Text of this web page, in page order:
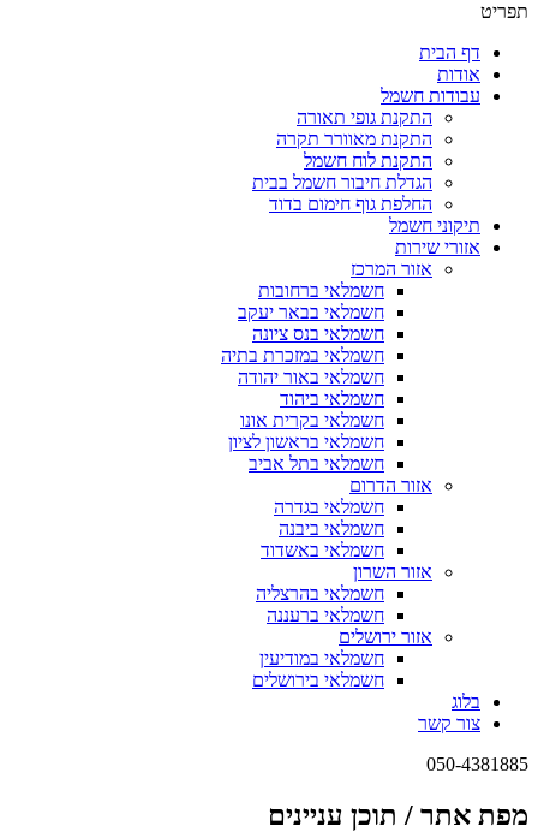
תפריט
דף הבית
אודות
עבודות חשמל
התקנת גופי תאורה
התקנת מאוורר תקרה
התקנת לוח חשמל
הגדלת חיבור חשמל בבית
החלפת גוף חימום בדוד
תיקוני חשמל
אזורי שירות
אזור המרכז
חשמלאי ברחובות
חשמלאי בבאר יעקב
חשמלאי בנס ציונה
חשמלאי במזכרת בתיה
חשמלאי באור יהודה
חשמלאי ביהוד
חשמלאי בקרית אונו
חשמלאי בראשון לציון
חשמלאי בתל אביב
אזור הדרום
חשמלאי בגדרה
חשמלאי ביבנה
חשמלאי באשדוד
אזור השרון
חשמלאי בהרצליה
חשמלאי ברעננה
אזור ירושלים
חשמלאי במודיעין
חשמלאי בירושלים
בלוג
צור קשר
050-4381885
מפת אתר / תוכן עניינים